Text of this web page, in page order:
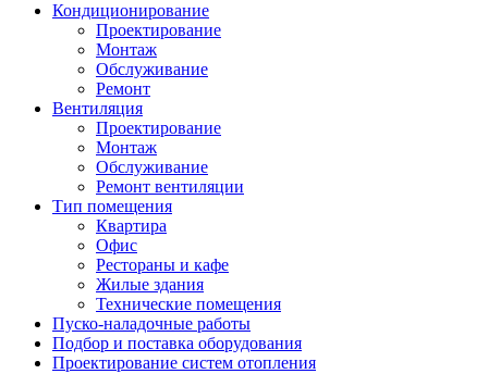
Кондиционирование
Проектирование
Монтаж
Обслуживание
Ремонт
Вентиляция
Проектирование
Монтаж
Обслуживание
Ремонт вентиляции
Тип помещения
Квартира
Офис
Рестораны и кафе
Жилые здания
Технические помещения
Пуско-наладочные работы
Подбор и поставка оборудования
Проектирование систем отопления